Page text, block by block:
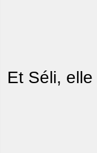
Et Séli,